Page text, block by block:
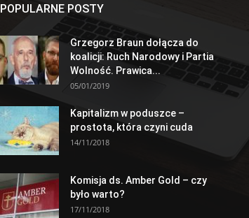
POPULARNE POSTY
Grzegorz Braun dołącza do
koalicji: Ruch Narodowy i Partia
Wolność. Prawica...
05/01/2019
Kapitalizm w poduszce –
prostota, która czyni cuda
14/11/2018
Komisja ds. Amber Gold – czy
było warto?
17/11/2018